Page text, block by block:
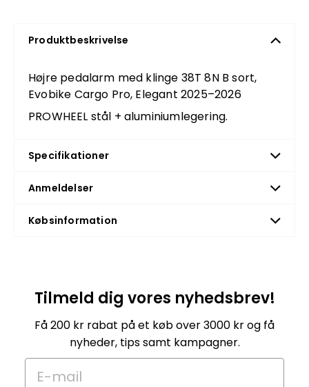
Produktbeskrivelse
Højre pedalarm med klinge 38T 8N B sort,
Evobike Cargo Pro, Elegant 2025–2026
PROWHEEL stål + aluminiumlegering.
Specifikationer
Anmeldelser
Købsinformation
Tilmeld dig vores nyhedsbrev!
Få 200 kr rabat på et køb over 3000 kr og få
nyheder, tips samt kampagner.
E-mail